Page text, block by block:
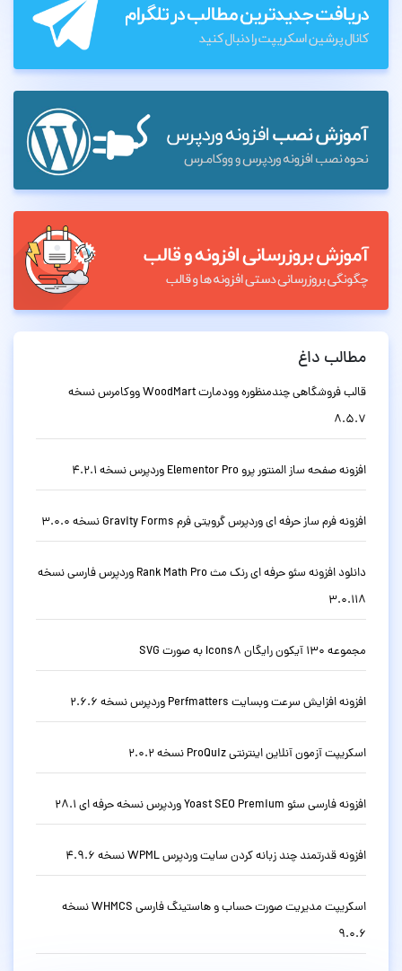
مطالب داغ
قالب فروشگاهی چندمنظوره وودمارت WoodMart ووکامرس نسخه
8.5.7
افزونه صفحه ساز المنتور پرو Elementor Pro وردپرس نسخه 4.2.1
افزونه فرم ساز حرفه ای وردپرس گرویتی فرم Gravity Forms نسخه 3.0.0
دانلود افزونه سئو حرفه ای رنک مث Rank Math Pro وردپرس فارسی نسخه
3.0.118
مجموعه 130 آیکون رایگان Icons8 به صورت SVG
افزونه افزایش سرعت وبسایت Perfmatters وردپرس نسخه 2.6.6
اسکریپت آزمون آنلاین اینترنتی ProQuiz نسخه 2.0.2
افزونه فارسی سئو Yoast SEO Premium وردپرس نسخه حرفه ای 28.1
افزونه قدرتمند چند زبانه کردن سایت وردپرس WPML نسخه 4.9.6
اسکریپت مدیریت صورت حساب و هاستینگ فارسی WHMCS نسخه
9.0.6